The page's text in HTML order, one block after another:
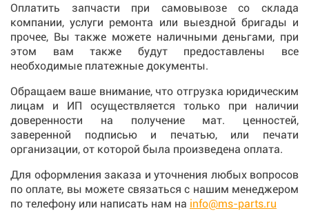
Оплатить запчасти при самовывозе со склада
компании, услуги ремонта или выездной бригады и
прочее, Вы также можете наличными деньгами, при
этом вам также будут предоставлены все
необходимые платежные документы.
Обращаем ваше внимание, что отгрузка юридическим
лицам и ИП осуществляется только при наличии
доверенности на получение мат. ценностей,
заверенной подписью и печатью, или печати
организации, от которой была произведена оплата.
Для оформления заказа и уточнения любых вопросов
по оплате, вы можете связаться с нашим менеджером
по телефону или написать нам на info@ms-parts.ru